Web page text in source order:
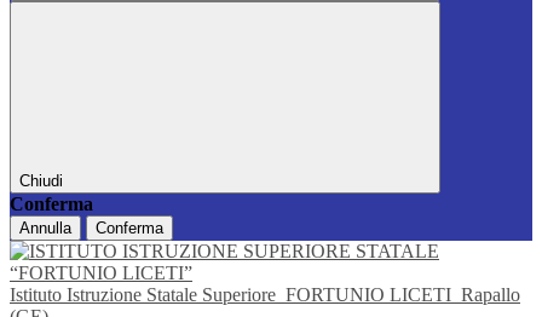
Chiudi
Conferma
Annulla Conferma
Istituto Istruzione Statale Superiore FORTUNIO LICETI Rapallo